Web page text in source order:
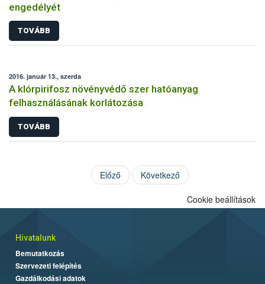
engedélyét
TOVÁBB
2016. január 13., szerda
A klórpirifosz növényvédő szer hatóanyag
felhasználásának korlátozása
TOVÁBB
Előző Következő
Cookie beállítások
Hivatalunk
Bemutatkozás
Szervezeti felépítés
Gazdálkodási adatok